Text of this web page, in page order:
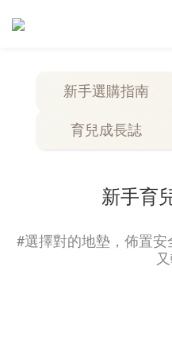
新手選購指南
育兒成長誌
新手育
#選擇對的地墊，佈置